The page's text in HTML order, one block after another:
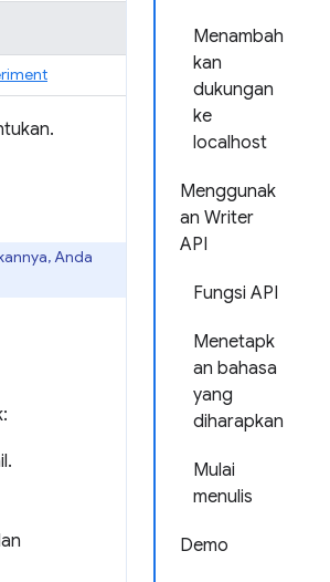
Menambah
kan
dukungan
ke
localhost
Menggunak
an Writer
API
Fungsi API
Menetapk
an bahasa
yang
diharapkan
Mulai
menulis
Demo
Anda